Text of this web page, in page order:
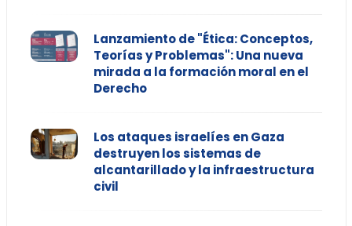
Lanzamiento de "Ética: Conceptos,
Teorías y Problemas": Una nueva
mirada a la formación moral en el
Derecho
Los ataques israelíes en Gaza
destruyen los sistemas de
alcantarillado y la infraestructura
civil